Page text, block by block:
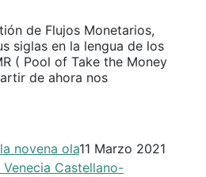
de Flujos Monetarios,
siglas en la lengua de los
( Pool of Take the Money
de ahora nos
novena ola11 Marzo 2021
Venecia Castellano-